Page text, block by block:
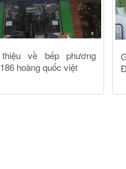
ngăn hơi không thể
nhiệt cho phòng xông
ống dẫn.
cơ phát triển mụn
và viêm phế quản.